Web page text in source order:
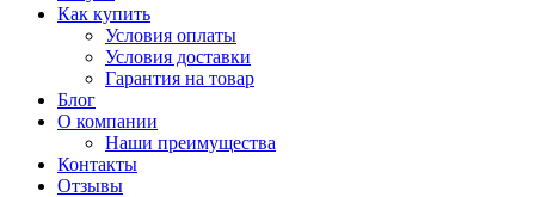
Как купить
Условия оплаты
Условия доставки
Гарантия на товар
Блог
О компании
Наши преимущества
Контакты
Отзывы